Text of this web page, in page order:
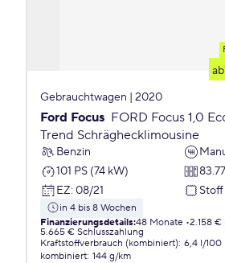
ab
Gebrauchtwagen | 2020
Ford Focus FORD Focus 1,0
Trend Schräghecklimousine
Benzin
101 PS (74 kW)
EZ: 08/21 Stoff
in 4 bis 8 Wochen
Finanzierungsdetails:48 Monate 2.158 €
5.665 € Schlusszahlung
Kraftstoffverbrauch (kombiniert): 6,4 l/100
kombiniert: 144 g/km